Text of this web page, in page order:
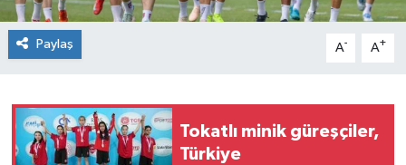
Paylaş A- A+
Tokatlı minik güreşçiler,
Türkiye
Teknoloji
Tokat Haberleri
Yaşam